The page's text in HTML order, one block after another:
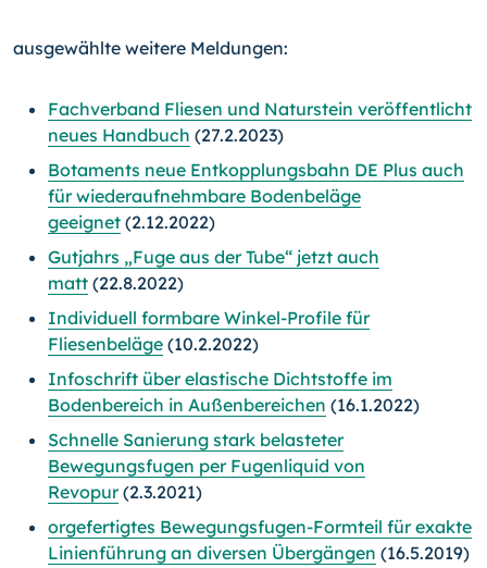
ausgewählte weitere Meldungen:
Fachverband Fliesen und Naturstein veröffentlicht
neues Handbuch (27.2.2023)
Botaments neue Entkopplungsbahn DE Plus auch
für wiederaufnehmbare Bodenbeläge
geeignet (2.12.2022)
Gutjahrs „Fuge aus der Tube“ jetzt auch
matt (22.8.2022)
Individuell formbare Winkel-Profile für
Fliesenbeläge (10.2.2022)
Infoschrift über elastische Dichtstoffe im
Bodenbereich in Außenbereichen (16.1.2022)
Schnelle Sanierung stark belasteter
Bewegungsfugen per Fugenliquid von
Revopur(2.3.2021)
orgefertigtes Bewegungsfugen-Formteil für exakte
Linienführung an diversen Übergängen (16.5.2019)